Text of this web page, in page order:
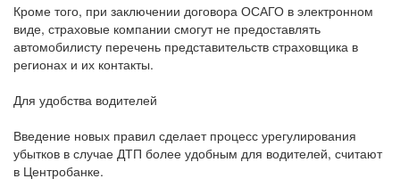
Кроме того, при заключении договора ОСАГО в электронном
виде, страховые компании смогут не предоставлять
автомобилисту перечень представительств страховщика в
регионах и их контакты.
Для удобства водителей
Введение новых правил сделает процесс урегулирования
убытков в случае ДТП более удобным для водителей, считают
в Центробанке.